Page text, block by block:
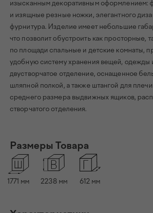
изысканным декоративным оформлением:
и изящные резные ножки, элегантного
фурнитура. Изделие имеет небольшие
что позволит обустроить как просторные,
по площади спальные и детские комнаты,
удобную систему хранения вещей, одежды
двустворчатое отделение, оснащенное
шляпной полкой, а также штангой для
среднего размера выдвижных ящиков,
створчатого отделения.
Размеры Товара
1771 мм 2238 мм 612мм